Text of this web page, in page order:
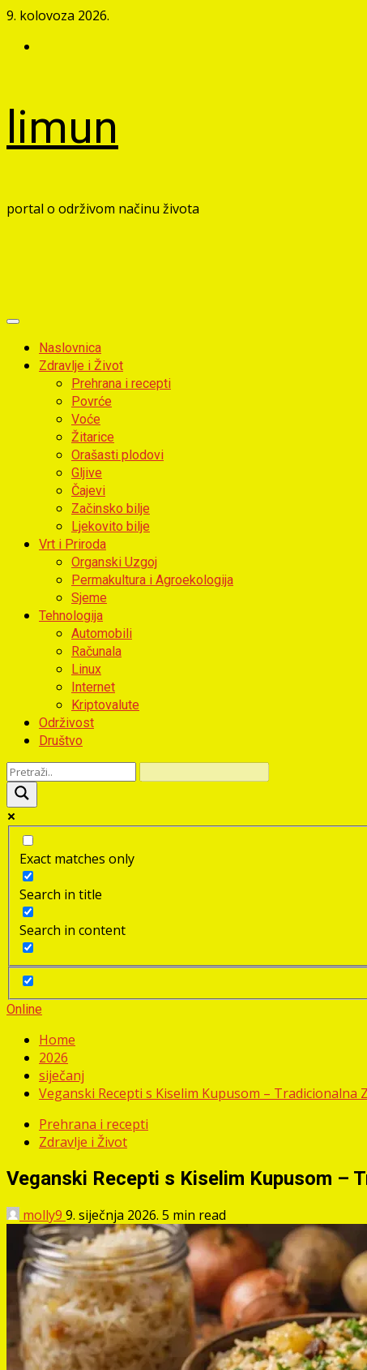
Skip
content
9. kolovoza 2026.
limun
portal o održivom načinu života
Primary
MenuNaslovnica
Zdravlje i Život
Prehrana i recepti
Povrće
Voće
Žitarice
Orašasti plodovi
Gljive
Čajevi
Začinsko bilje
Ljekovito bilje
Vrt i Priroda
Organski Uzgoj
Permakultura i Agroekologija
Sjeme
Tehnologija
Automobili
Računala
Linux
Internet
Kriptovalute
Održivost
Društvo
Exact matches only
Search in title
Search in content
Online
Home
2026
siječanj
Veganski Recepti s Kiselim Kupusom –
Prehrana i recepti
Zdravlje i Život
Veganski Recepti s Kiselim Kupusom –
molly9 9. siječnja 2026. 5 min read